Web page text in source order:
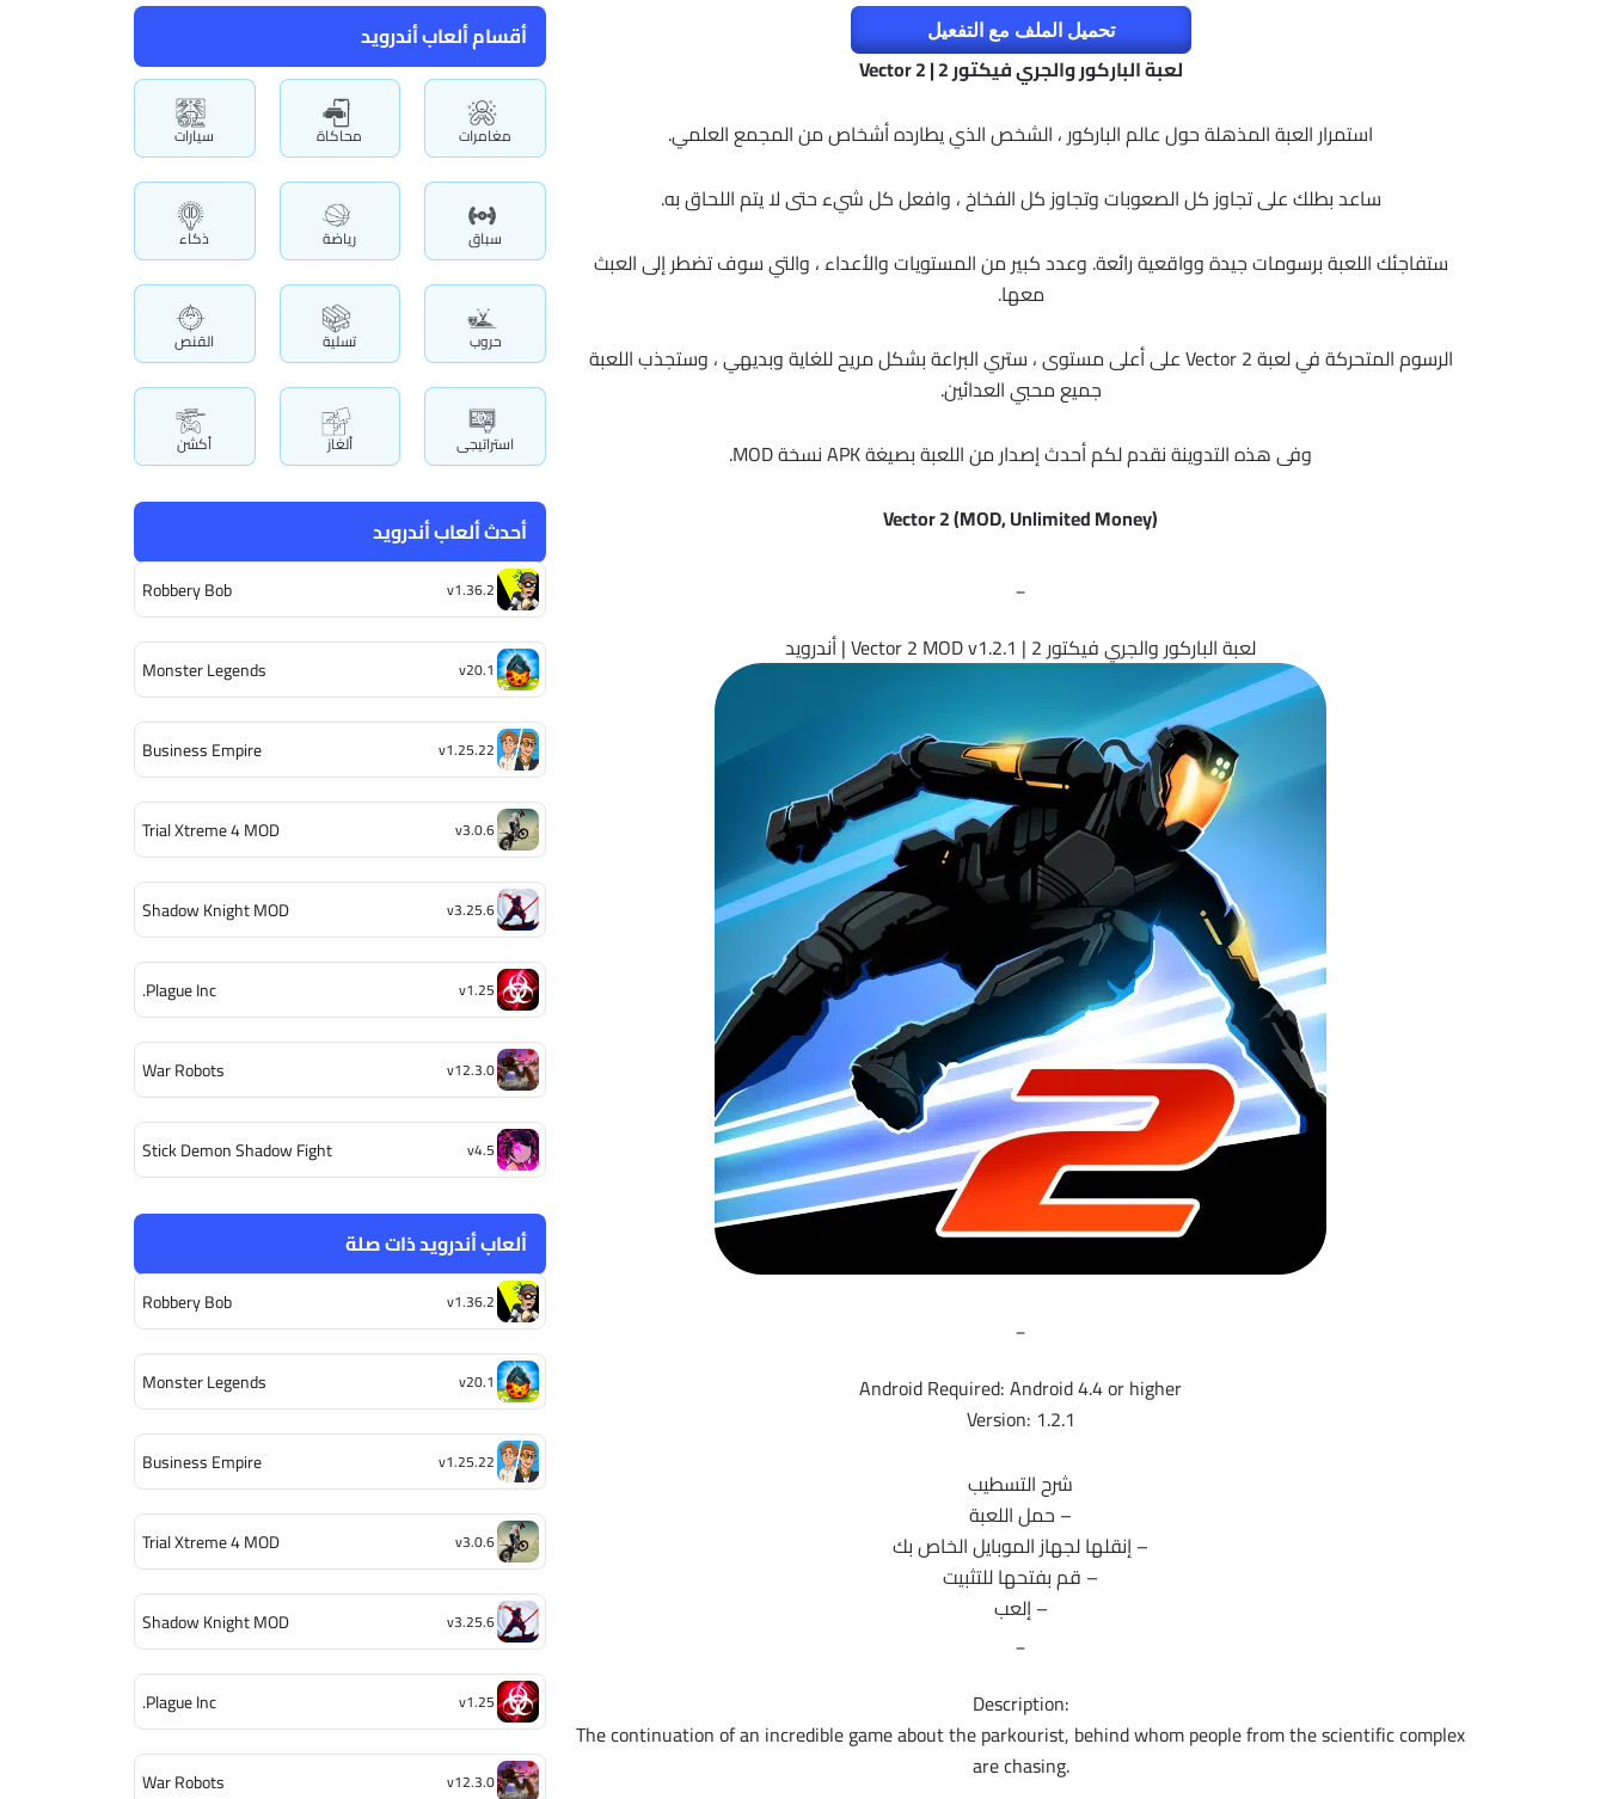
أقسام ألعاب أندرويد
مغامرات محاكاة سيارات
سباق رياضة ذكاء
حروب تسلية القنص
استراتيجى ألغاز أكشن
أحدث ألعاب أندرويد
Robbery Bob v1.36.2
Monster Legends v20.1
Business Empire v1.25.22
Trial Xtreme 4 MOD v3.0.6
Shadow Knight MOD v3.25.6
Plague Inc. v1.25
War Robots v12.3.0
Stick Demon Shadow Fight v4.5
ألعاب أندرويد ذات صلة
Robbery Bob v1.36.2
Monster Legends v20.1
Business Empire v1.25.22
Trial Xtreme 4 MOD v3.0.6
Shadow Knight MOD v3.25.6
Plague Inc. v1.25
War Robots v12.3.0
تحميل الملف مع التفعيل
لعبة الباركور والجري فيكتور 2 | Vector 2
استمرار العبة المذهلة حول عالم الباركور ، الشخص الذي يطارده أشخاص من المجمع العلمي.
ساعد بطلك على تجاوز كل الصعوبات وتجاوز كل الفخاخ ، وافعل كل شيء حتى لا يتم اللحاق به.
ستفاجئك اللعبة برسومات جيدة وواقعية رائعة. وعدد كبير من المستويات والأعداء ، والتي سوف تضطر إلى العبث
معها.
الرسوم المتحركة في لعبة Vector 2 على أعلى مستوى ، ستري البراعة بشكل مريح للغاية وبديهي ، وستجذب اللعبة
جميع محبي العدائين.
وفى هذه التدوينة نقدم لكم أحدث إصدار من اللعبة بصيغة APK نسخة MOD.
Vector 2 (MOD, Unlimited Money)
_
لعبة الباركور والجري فيكتور 2 | Vector 2 MOD v1.2.1 | أندرويد
_
Android Required: Android 4.4 or higher
Version: 1.2.1
شرح التسطيب
– حمل اللعبة
– إنقلها لجهاز الموبايل الخاص بك
– قم بفتحها للتثبيت
– إلعب
_
Description:
The continuation of an incredible game about the parkourist, behind whom people from the scientific complex
are chasing.